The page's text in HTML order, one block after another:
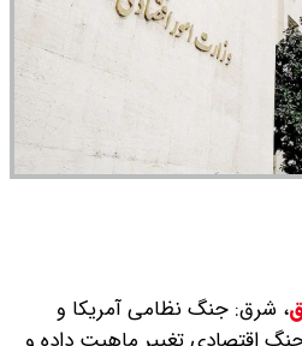
، شرق: جنگ نظامی آمریکا و